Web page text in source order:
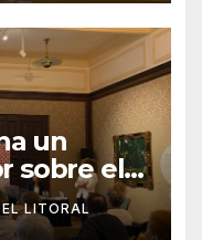
un
sobre el
LITORAL